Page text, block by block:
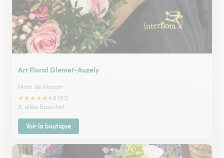
Art Floral Glemet-Auzely
Mont de Marsan
★★★★★4.6 (83)
8, allée Brouchet
Voir la boutique